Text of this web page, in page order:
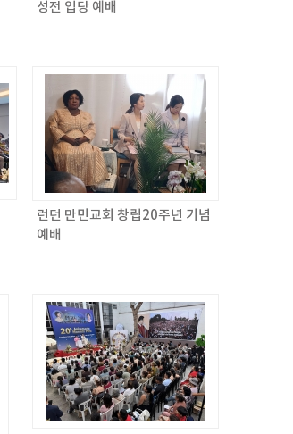
성전 입당 예배
런던 만민교회 창립20주년 기념
예배